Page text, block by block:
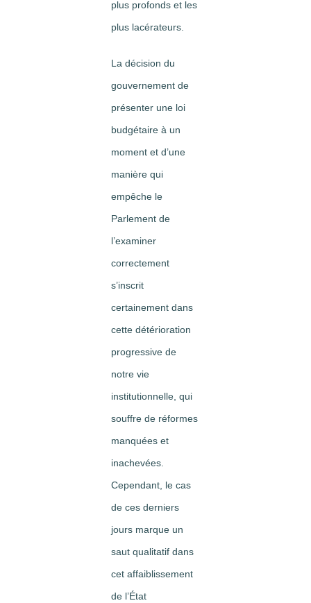
plus profonds et les
plus lacérateurs.
La décision du
gouvernement de
présenter une loi
budgétaire à un
moment et d’une
manière qui
empêche le
Parlement de
l’examiner
correctement
s’inscrit
certainement dans
cette détérioration
progressive de
notre vie
institutionnelle, qui
souffre de réformes
manquées et
inachevées.
Cependant, le cas
de ces derniers
jours marque un
saut qualitatif dans
cet affaiblissement
de l’État